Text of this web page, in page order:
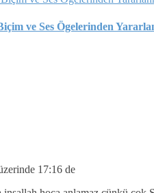
ve Ses Ögelerinden
17:16 de